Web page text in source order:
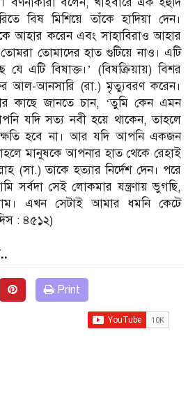
বিষ মিশিয়ে তাঁকে হাদিয়া দেন।
আহার করেন এবং সাহাবিরাও আহার
তোমাদের হাত গুটিয়ে নাও। এটি
এটি বিষাক্ত।’ (বিষক্রিয়ায়) বিশর
আল-আনসারি (রা.) মৃত্যুবরণ করেন।
কাছে জানতে চান, ‘তুমি কেন এমন
যদি সত্য নবী হয়ে থাকেন, তাহলে
হবে না। আর যদি আপনি একজন
মানুষকে আপনার হাত থেকে রেহাই
(সা.) তাকে হত্যার নির্দেশ দেন। পরে
সর্বদা সেই লোকমার যন্ত্রণায় ভুগছি,
এখন সেটাই আমার ধমনি কেটে
: ৪৫১২)
Print